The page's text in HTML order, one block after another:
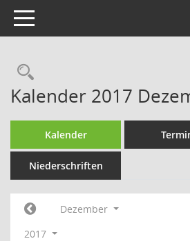
Toggle navigation
Rechercheauswahl
Kalender 2017
Kalender
Niederschriften
Dezember
2017